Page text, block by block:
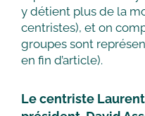
y détient plus de la
centristes), et on
groupes sont
en fin d’article).
Le centriste